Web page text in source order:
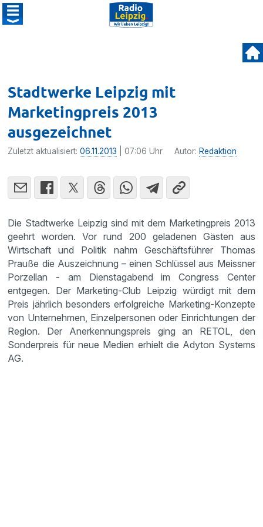
Stadtwerke Leipzig mit
Marketingpreis 2013
ausgezeichnet
Zuletzt aktualisiert:06.11.2013 | 07:06 Uhr Autor: Redaktion
Die Stadt­werke Leipzig sind mit dem Marke­ting­preis 2013
geehrt worden. Vor rund 200 geladenen Gästen aus
Wirtschaft und Politik nahm Geschäfts­führer Thomas
Prauße die Auszeich­nung – einen Schlüssel aus Meissner
Porzellan - am Diens­tag­abend im Congress Center
entgegen. Der Marke­ting-Club Leipzig würdigt mit dem
Preis jährlich beson­ders erfolg­reiche Marke­ting-Konzepte
von Unter­nehmen, Einzel­per­sonen oder Einrich­tungen der
Region. Der Anerken­nungs­preis ging an RETOL, den
Sonder­preis für neue Medien erhielt die Adyton Systems
AG.